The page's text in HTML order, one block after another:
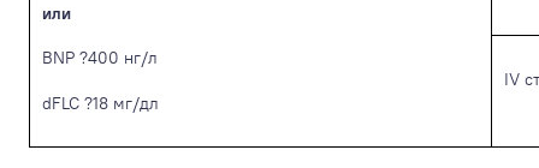
или
BNP ?400 нг/л
dFLC ?18 мг/дл
IV